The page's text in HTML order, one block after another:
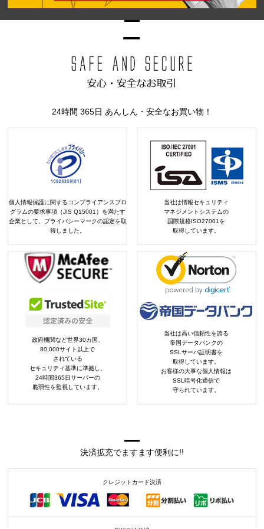
24時間 365日 あんしん・安全なお買い物！
個人情報保護に関するコンプライアンスプロ
グラムの要求事項（JIS Q15001）を満たす
企業として、プライバシーマークの認定を取
得しました。
当社は情報セキュリティ
マネジメントシステムの
国際規格ISO27001を
取得しています。
政府機関など世界30カ国、
80,000サイト以上で
されている
セキュリティ基準に準拠し、
24時間365日サーバーの
脆弱性を監視しています。
当社は高い信頼性を誇る
帝国データバンクの
SSLサーバ証明書を
取得しています。
お客様の大事な個人情報は
SSL暗号化通信で
守られています。
決済拡充でますます便利に!!
クレジットカード決済